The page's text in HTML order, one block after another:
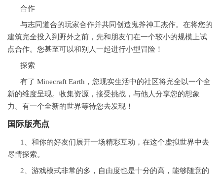
合作
与志同道合的玩家合作并共同创造鬼斧神工杰作。在将您的
建筑完全投入到野外之前，先和朋友们在一个较小的规模上试
点合作。您甚至可以和别人一起进行小型冒险！
探索
有了 Minecraft Earth，您现实生活中的社区将完全以一个全
新的维度呈现。收集资源，接受挑战，与他人分享您的想象
力。有一个全新的世界等待您去发现！
国际版亮点
1、和你的好友们展开一场精彩互动，在这个虚拟世界中去
尽情探索。
2、游戏模式非常的多，自由度也是十分的高，能够随意的